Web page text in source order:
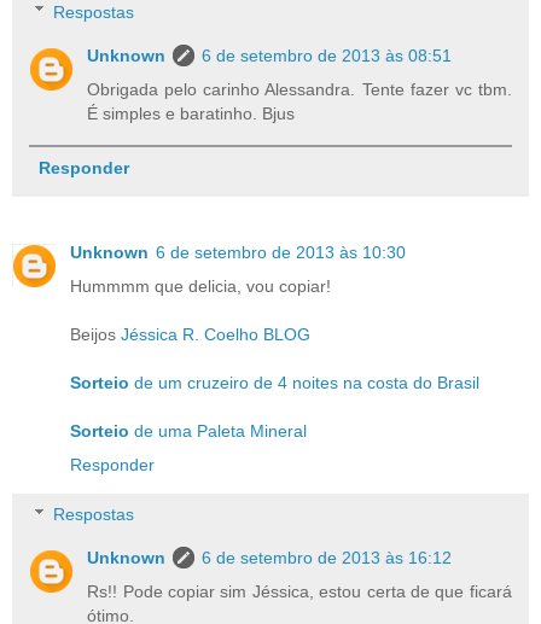
Respostas
Unknown
6 de setembro de 2013 às 08:51
Obrigada pelo carinho Alessandra. Tente fazer vc tbm.
É simples e baratinho. Bjus
Responder
Unknown 6 de setembro de 2013 às 10:30
Hummmm que delicia, vou copiar!
Beijos Jéssica R. Coelho BLOG
Sorteio de um cruzeiro de 4 noites na costa do Brasil
Sorteio de uma Paleta Mineral
Responder
Respostas
Unknown
6 de setembro de 2013 às 16:12
Rs!! Pode copiar sim Jéssica, estou certa de que ficará
ótimo.